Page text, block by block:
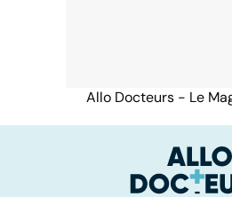
Allo Docteurs - Le